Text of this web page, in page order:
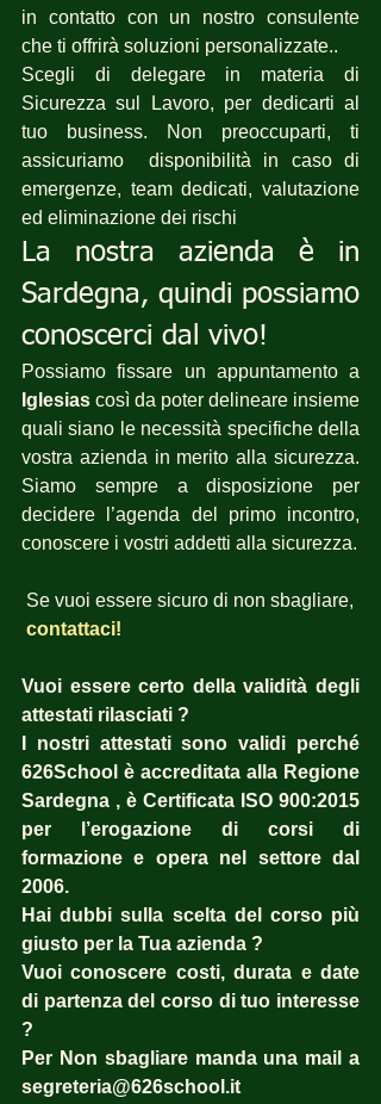
in contatto con un nostro consulente
che ti offrirà soluzioni personalizzate..
Scegli di delegare in materia di
Sicurezza sul Lavoro, per dedicarti al
tuo business. Non preoccuparti, ti
assicuriamo  disponibilità in caso di
emergenze, team dedicati, valutazione
ed eliminazione dei rischi
La nostra azienda è in
Sardegna, quindi possiamo
conoscerci dal vivo!
Iglesias così da poter delineare insieme
quali siano le necessità specifiche della
vostra azienda in merito alla sicurezza.
Siamo sempre a disposizione per
decidere l’agenda del primo incontro,
conoscere i vostri addetti alla sicurezza.
Se vuoi essere sicuro di non sbagliare,
contattaci!
Vuoi essere certo della validità degli
attestati rilasciati ?
I nostri attestati sono validi perché
626School è accreditata alla Regione
Sardegna , è Certificata ISO 900:2015
per l’erogazione di corsi di
formazione e opera nel settore dal
2006.
Hai dubbi sulla scelta del corso più
giusto per la Tua azienda ?
Vuoi conoscere costi, durata e date
di partenza del corso di tuo interesse
?
Per Non sbagliare manda una mail a
segreteria@626school.it